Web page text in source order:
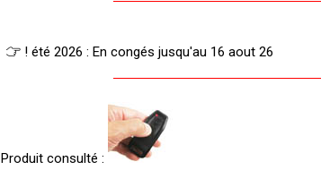
! été 2026 : En congés jusqu'au 16 aout 26
Produit consulté :